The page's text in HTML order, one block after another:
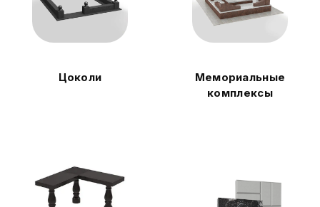
Цоколи
Мемориальные
комплексы